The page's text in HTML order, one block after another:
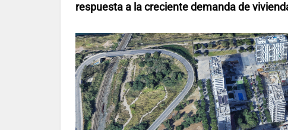
respuesta a la creciente demanda de